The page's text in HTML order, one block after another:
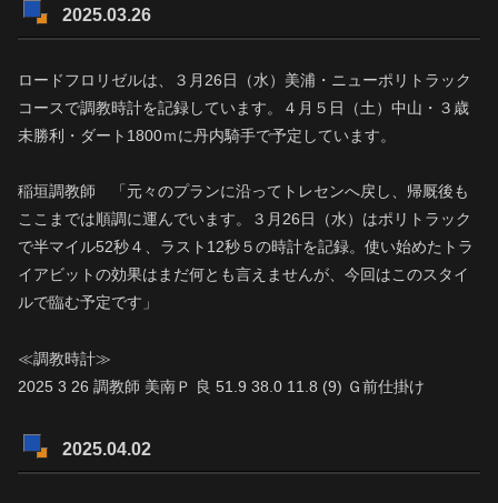
2025.03.26
ロードフロリゼルは、３月26日（水）美浦・ニューポリトラック
コースで調教時計を記録しています。４月５日（土）中山・３歳
未勝利・ダート1800ｍに丹内騎手で予定しています。
稲垣調教師 「元々のプランに沿ってトレセンへ戻し、帰厩後も
ここまでは順調に運んでいます。３月26日（水）はポリトラック
で半マイル52秒４、ラスト12秒５の時計を記録。使い始めたトラ
イアビットの効果はまだ何とも言えませんが、今回はこのスタイ
ルで臨む予定です」
≪調教時計≫
2025 3 26 調教師 美南Ｐ 良 51.9 38.0 11.8 (9) Ｇ前仕掛け
2025.04.02